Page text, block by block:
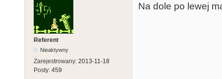
Referent
Nieaktywny
Zarejestrowany: 2013-11-18
Posty: 459
Na dole po lewej